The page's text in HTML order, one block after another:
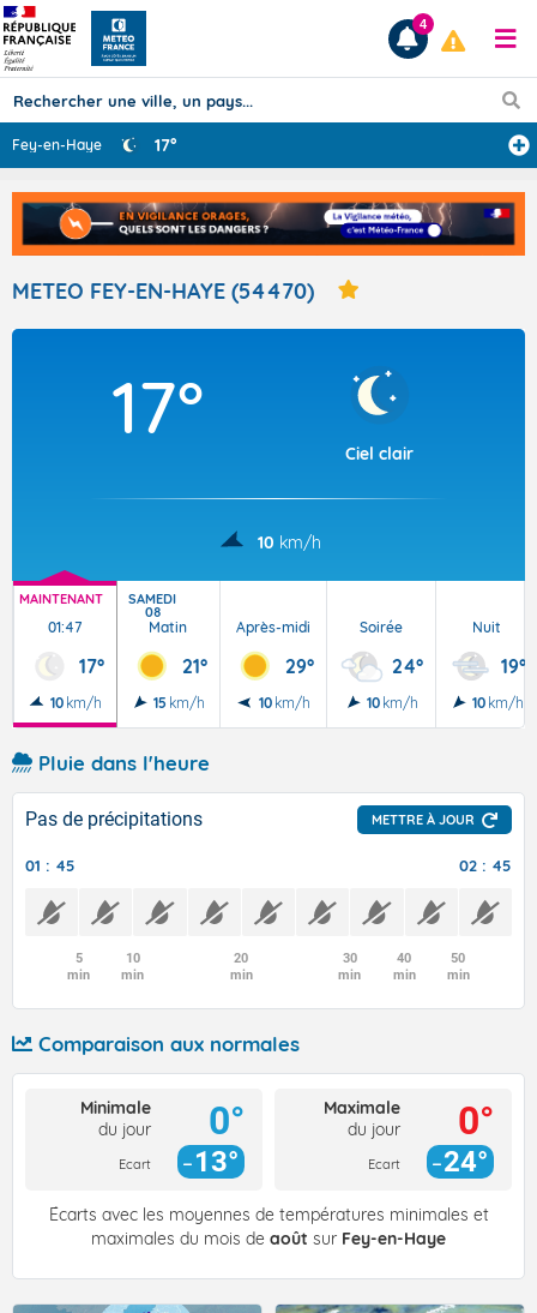
Prévisions
TOUS LES RÉSULTATS
Articles
4
Fey-en-Haye 17°
METEO FEY-EN-HAYE (54470)
17°
Ciel clair
10 km/h
MAINTENANT
01:47
17°
10 km/h
SAMEDI
08
Matin
21°
15 km/h
Après-midi
29°
10 km/h
Soirée
24°
10 km/h
Nuit
19°
10 km/h
Pluie dans l'heure
Pas de précipitations METTRE À JOUR
01 : 45 02 : 45
5
min
10
min
20
min
30
min
40
min
50
min
Comparaison aux normales
Minimale
du jour
Ecart
0°
13°
Maximale
du jour
Ecart
0°
24°
Écarts avec les moyennes de températures minimales et
maximales du mois de août sur Fey-en-Haye